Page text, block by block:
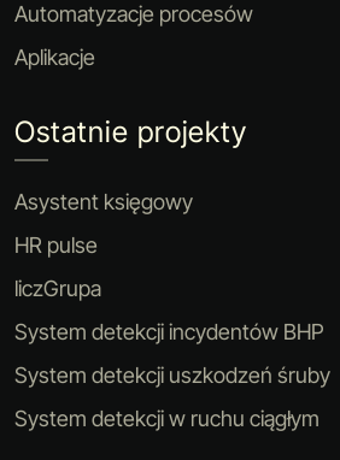
Automatyzacje procesów
Aplikacje
Ostatnie projekty
Asystent księgowy
HR pulse
liczGrupa
System detekcji incydentów BHP
System detekcji uszkodzeń śruby
System detekcji w ruchu ciągłym